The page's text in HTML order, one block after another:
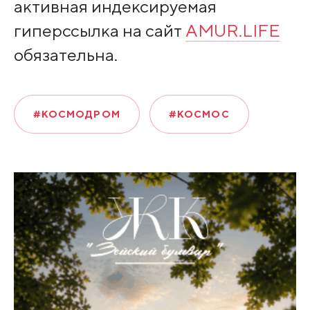
активная индексируемая
гиперссылка на сайт AMUR.LIFE
обязательна.
#КОСМОДРОМ #КОСМОС